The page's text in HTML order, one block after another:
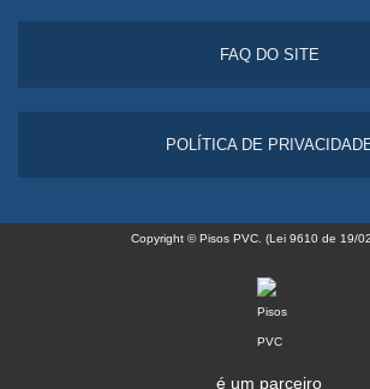
FAQ DO SITE
POLÍTICA DE
Copyright © Pisos PVC. (Lei 9610 de 19/
é um parceiro